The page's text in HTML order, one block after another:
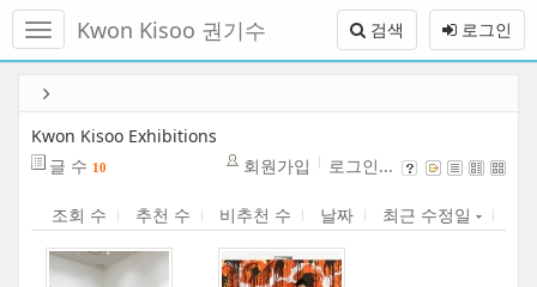
메
토
로그인
검색
Kwon Kisoo 권기수
Kwon Kisoo Exhibitions
글 수 10 회원가입 로그인...
조회 수 추천 수 비추천 수 날짜 최근 수정일